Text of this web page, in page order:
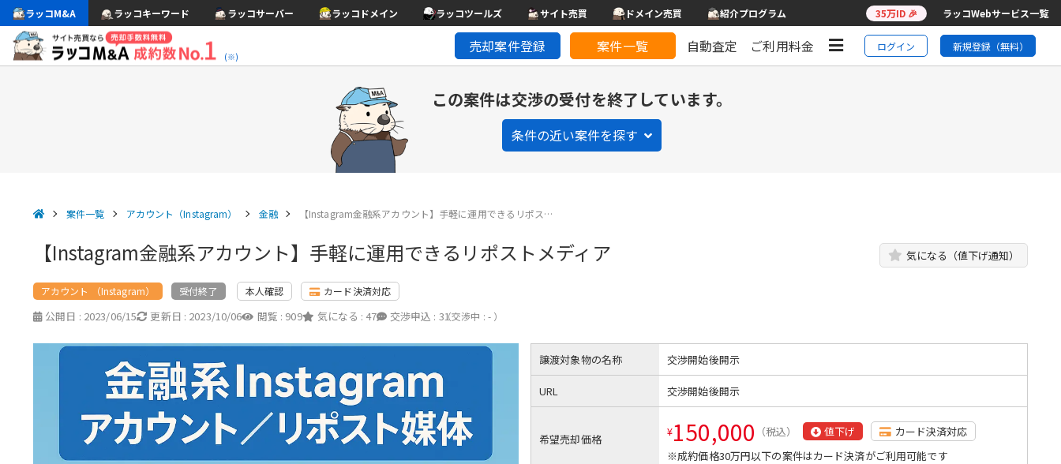
ラッコM&A ラッコキーワード ラッコサーバー ラッコドメイン ラッコツールズ サイト売買 ドメイン売買 紹介プログラム 35万ID 🎉 ラッコWebサービス一覧
(※)
売却案件登録 案件一覧 自動査定 ご利用料金 ログイン 新規登録（無料）
この案件は交渉の受付を終了しています。
条件の近い案件を探す
案件一覧 アカウント（Instagram） 金融 【Instagram金融系アカウント】手軽に運用できるリポス…
【Instagram金融系アカウント】手軽に運用できるリポストメディア 気になる（値下げ通知）
アカウント （Instagram） 受付終了 本人確認 カード決済対応
公開日 : 2023/06/15 更新日 : 2023/10/06 閲覧 : 909 気になる : 47 交渉申込 : 31
（交渉中 : - ）
譲渡対象物の名称 交渉開始後開示
URL 交渉開始後開示
希望売却価格 ¥150,000 （税込） 値下げ
カード決済対応
※成約価格30万円以下の案件はカード決済がご利用可能です